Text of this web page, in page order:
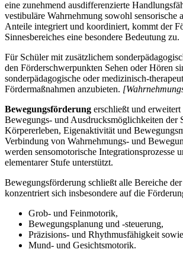
eine zunehmend ausdifferenzierte
vestibuläre Wahrnehmung sowohl sensorische
Anteile integriert und koordiniert, kommt der
Sinnesbereiches eine besondere Bedeutung zu.
Für Schüler mit zusätzlichem
den Förderschwerpunkten Sehen oder Hören
sonderpädagogische oder medizinisch-
Fördermaßnahmen anzubieten.
Bewegungsförderung erschließt und
Bewegungs- und Ausdrucksmöglichkeiten der
Körpererleben, Eigenaktivität und
Verbindung von Wahrnehmungs- und
werden sensomotorische Integrationsprozesse
elementarer Stufe unterstützt.
Bewegungsförderung schließt alle Bereiche
konzentriert sich insbesondere auf die
Grob- und Feinmotorik,
Bewegungsplanung und -steuerung,
Präzisions- und Rhythmusfähigkeit sowie
Mund- und Gesichtsmotorik.